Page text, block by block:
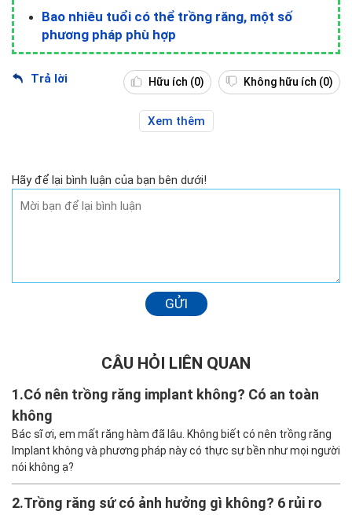
Bao nhiêu tuổi có thể trồng răng, một số
phương pháp phù hợp
Trả lời Hữu ích (0) Không hữu ích (0)
Xem thêm
Hãy để lại bình luận của bạn bên dưới!
GỬI
CÂU HỎI LIÊN QUAN
1.Có nên trồng răng implant không? Có an toàn
không
Bác sĩ ơi, em mất răng hàm đã lâu. Không biết có nên trồng răng
Implant không và phương pháp này có thực sự bền như mọi người
nói không ạ?
2.Trồng răng sứ có ảnh hưởng gì không? 6 rủi ro